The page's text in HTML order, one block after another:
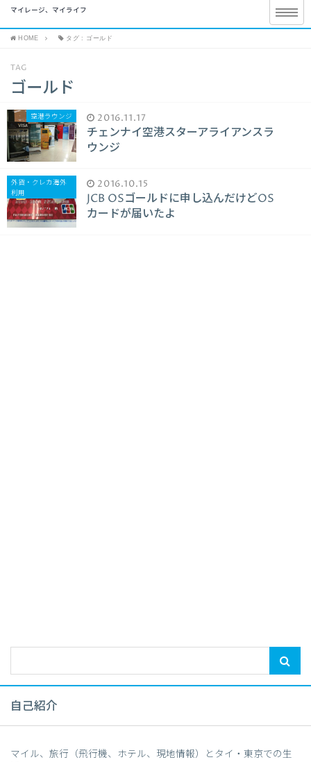
マイレージ、マイライフ
HOME タグ : ゴールド
TAG
ゴールド
空港ラウンジ 2016.11.17
チェンナイ空港スターアライアンスラ
ウンジ
外貨・クレカ海外
利用
2016.10.15
JCB OSゴールドに申し込んだけどOS
カードが届いたよ
自己紹介
マイル、旅行（飛行機、ホテル、現地情報）とタイ・東京での生